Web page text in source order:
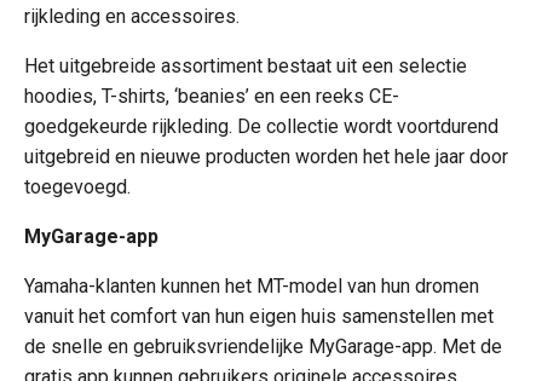
rijkleding en accessoires.
Het uitgebreide assortiment bestaat uit een selectie
hoodies, T-shirts, ‘beanies’ en een reeks CE-
goedgekeurde rijkleding. De collectie wordt voortdurend
uitgebreid en nieuwe producten worden het hele jaar door
toegevoegd.
MyGarage-app
Yamaha-klanten kunnen het MT-model van hun dromen
vanuit het comfort van hun eigen huis samenstellen met
de snelle en gebruiksvriendelijke MyGarage-app. Met de